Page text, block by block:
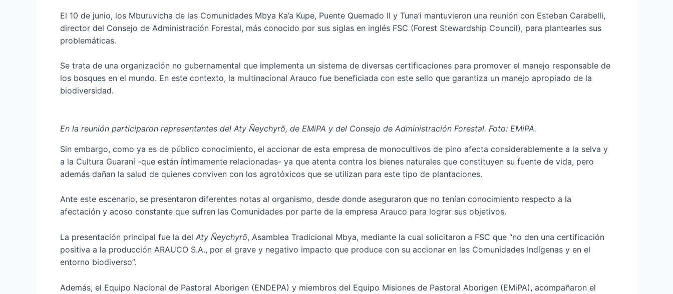
El 10 de junio, los Mburuvicha de las Comunidades Mbya Ka’a Kupe, Puente Quemado II y Tuna’i mantuvieron una reunión con Esteban Carabelli,
director del Consejo de Administración Forestal, más conocido por sus siglas en inglés FSC (Forest Stewardship Council), para plantearles sus
problemáticas.
Se trata de una organización no gubernamental que implementa un sistema de diversas certificaciones para promover el manejo responsable de
los bosques en el mundo. En este contexto, la multinacional Arauco fue beneficiada con este sello que garantiza un manejo apropiado de la
biodiversidad.
En la reunión participaron representantes del Aty Ñeychyrõ, de EMiPA y del Consejo de Administración Forestal. Foto: EMiPA.
Sin embargo, como ya es de público conocimiento, el accionar de esta empresa de monocultivos de pino afecta considerablemente a la selva y
a la Cultura Guaraní -que están íntimamente relacionadas- ya que atenta contra los bienes naturales que constituyen su fuente de vida, pero
además dañan la salud de quienes conviven con los agrotóxicos que se utilizan para este tipo de plantaciones.
Ante este escenario, se presentaron diferentes notas al organismo, desde donde aseguraron que no tenían conocimiento respecto a la
afectación y acoso constante que sufren las Comunidades por parte de la empresa Arauco para lograr sus objetivos.
La presentación principal fue la del Aty Ñeychyrõ, Asamblea Tradicional Mbya, mediante la cual solicitaron a FSC que “no den una certificación
positiva a la producción ARAUCO S.A., por el grave y negativo impacto que produce con su accionar en las Comunidades Indígenas y en el
entorno biodiverso”.
Además, el Equipo Nacional de Pastoral Aborigen (ENDEPA) y miembros del Equipo Misiones de Pastoral Aborigen (EMiPA), acompañaron el